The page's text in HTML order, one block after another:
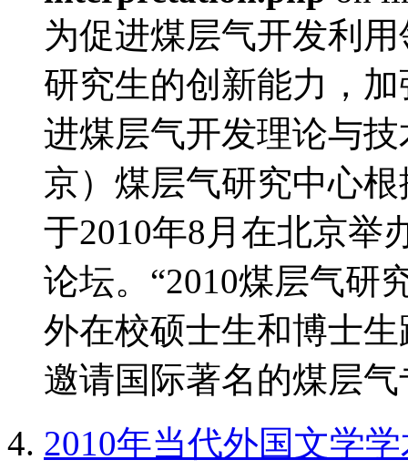
为促进煤层气开发利
研究生的创新能力，
进煤层气开发理论与
京）煤层气研究中心
于2010年8月在北京举
论坛。“2010煤层气研
外在校硕士生和博士
邀请国际著名的煤层
2010年当代外国文学